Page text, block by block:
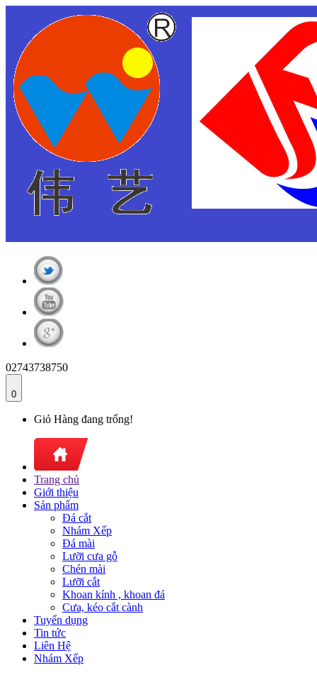
02743738750
0
Giỏ Hàng đang trống!
Trang chủ
Giới thiệu
Sản phẩm
Đá cắt
Nhám Xếp
Đá mài
Lưỡi cưa gỗ
Chén mài
Lưỡi cắt
Khoan kính , khoan đá
Cưa, kéo cắt cành
Tuyển dụng
Tin tức
Liên Hệ
Nhám Xếp